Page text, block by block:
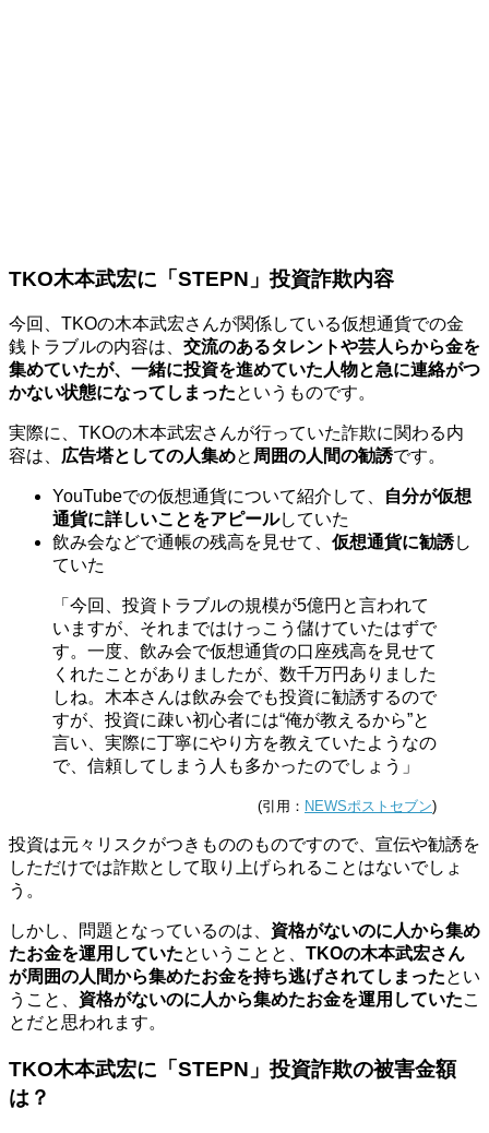
TKO木本武宏に「STEPN」投資詐欺内容
今回、TKOの木本武宏さんが関係している仮想通貨での金
銭トラブルの内容は、 交流のあるタレントや芸人らから金を
集めていたが、一緒に投資を進めていた人物と急に連絡がつ
かない状態になってしまったというものです。
実際に、TKOの木本武宏さんが行っていた詐欺に関わる内
容は、 広告塔としての人集めと 周囲の人間の勧誘です。
YouTubeでの仮想通貨について紹介して、
自分が仮想
通貨に詳しいことをアピールしていた
飲み会などで通帳の残高を見せて、 仮想通貨に勧誘し
ていた
「今回、投資トラブルの規模が5億円と言われて
いますが、それまではけっこう儲けていたはずで
す。一度、飲み会で仮想通貨の口座残高を見せて
くれたことがありましたが、数千万円ありました
しね。木本さんは飲み会でも投資に勧誘するので
すが、投資に疎い初心者には“俺が教えるから”と
言い、実際に丁寧にやり方を教えていたようなの
で、信頼してしまう人も多かったのでしょう」
(引用： NEWSポストセブン)
投資は元々リスクがつきもののものですので、宣伝や勧誘を
しただけでは詐欺として取り上げられることはないでしょ
う。
しかし、問題となっているのは、 資格がないのに人から集め
たお金を運用していたということと、 TKOの木本武宏さん
が周囲の人間から集めたお金を持ち逃げされてしまったとい
うこと、 資格がないのに人から集めたお金を運用していたこ
とだと思われます。
TKO木本武宏に「STEPN」投資詐欺の被害金額
は？